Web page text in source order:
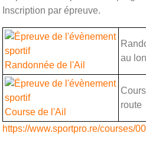
Inscription par épreuve.
Randonnée de l'Ail
au
Course de l'Ail
route
https://www.sportpro.re/courses/